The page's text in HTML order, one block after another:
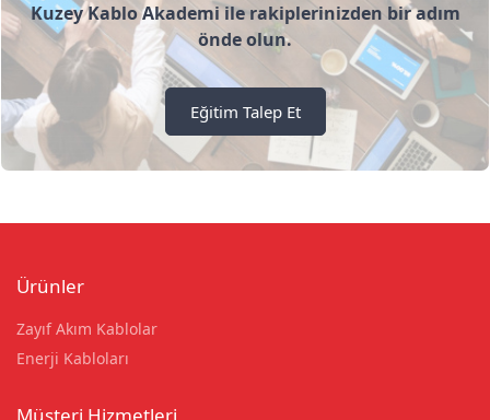
Kuzey Kablo Akademi ile rakiplerinizden bir adım
önde olun.
Eğitim Talep Et
Ürünler
Zayıf Akım Kablolar
Enerji Kabloları